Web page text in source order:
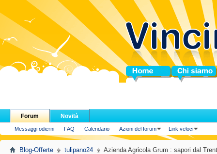
Home Chi siamo
Forum
Messaggi odierni FAQ Calendario Azioni del forum Link veloci
Novità
Blog-Offerte tulipano24 Azienda Agricola Grum : sapori dal